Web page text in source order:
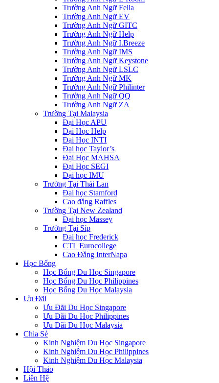
Trường Anh Ngữ Fella
Trường Anh Ngữ EV
Trường Anh Ngữ GITC
Trường Anh Ngữ Help
Trường Anh Ngữ I.Breeze
Trường Anh Ngữ IMS
Trường Anh Ngữ Keystone
Trường Anh Ngữ LSLC
Trường Anh Ngữ MK
Trường Anh Ngữ Philinter
Trường Anh Ngữ QQ
Trường Anh Ngữ ZA
Trường Tại Malaysia
Đại Học APU
Đại Học Help
Đại Học INTI
Đại học Taylor’s
Đại Học MAHSA
Đại Học SEGI
Đại học IMU
Trường Tại Thái Lan
Đại học Stamford
Cao đẳng Raffles
Trường Tại New Zealand
Đại học Massey
Trường Tại Síp
Đại học Frederick
CTL Eurocollege
Cao Đẳng InterNapa
Học Bổng
Học Bổng Du Học Singapore
Học Bổng Du Học Philippines
Học Bổng Du Học Malaysia
Ưu Đãi
Ưu Đãi Du Học Singapore
Ưu Đãi Du Học Philippines
Ưu Đãi Du Học Malaysia
Chia Sẻ
Kinh Nghiệm Du Học Singapore
Kinh Nghiệm Du Học Philippines
Kinh Nghiệm Du Học Malaysia
Hội Thảo
Liên Hệ